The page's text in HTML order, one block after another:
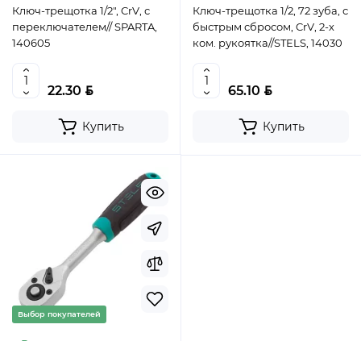
Ключ-трещотка 1/2", CrV, с
переключателем// SPARTA,
140605
22.30 BYN
Купить
Ключ-трещотка 1/2, 72 зуба, с
быстрым сбросом, CrV, 2-х
ком. рукоятка//STELS, 14030
65.10 BYN
Купить
Выбор покупателей